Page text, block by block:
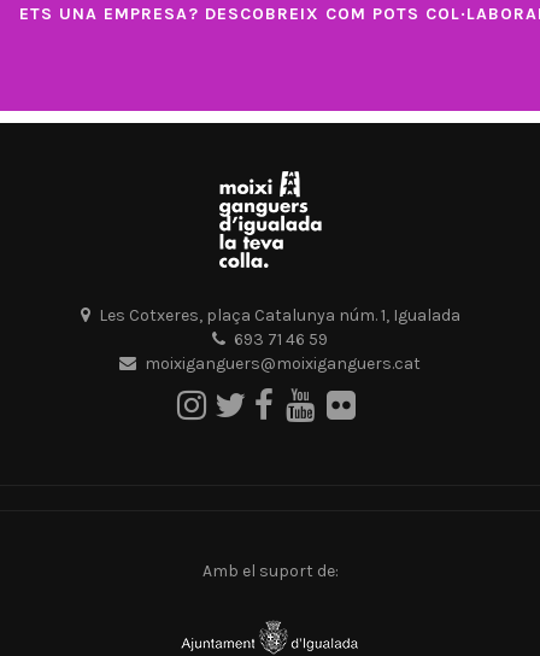
ETS UNA EMPRESA? DESCOBREIX COM POTS
Les Cotxeres, plaça Catalunya núm. 1, Igualada
693 71 46 59
moixiganguers@moixiganguers.cat
Amb el suport de: